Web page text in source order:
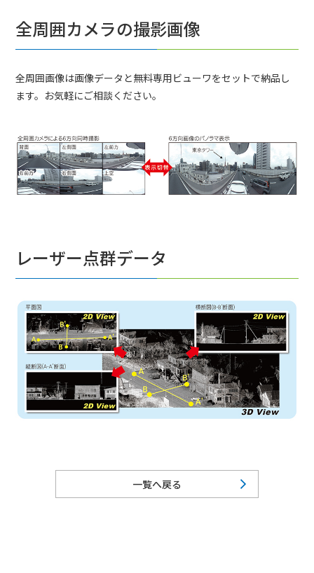
全周囲カメラの撮影画像
全周囲画像は画像データと無料専用ビューワをセットで納品し
ます。お気軽にご相談ください。
レーザー点群データ
一覧へ戻る